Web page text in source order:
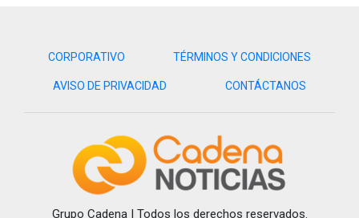
CORPORATIVO TÉRMINOS Y CONDICIONES
AVISO DE PRIVACIDAD CONTÁCTANOS
Grupo Cadena | Todos los derechos reservados.